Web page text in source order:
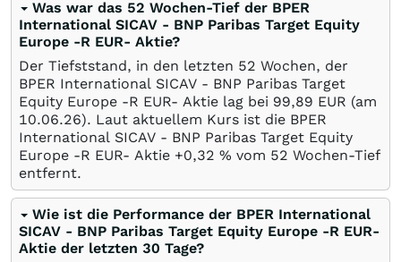
Was war das 52 Wochen-Tief der BPER
International SICAV - BNP Paribas Target Equity
Europe -R EUR- Aktie?
Der Tiefststand, in den letzten 52 Wochen, der
BPER International SICAV - BNP Paribas Target
Equity Europe -R EUR- Aktie lag bei 99,89 EUR (am
10.06.26). Laut aktuellem Kurs ist die BPER
International SICAV - BNP Paribas Target Equity
Europe -R EUR- Aktie +0,32 % vom 52 Wochen-Tief
entfernt.
Wie ist die Performance der BPER International
SICAV - BNP Paribas Target Equity Europe -R EUR-
Aktie der letzten 30 Tage?